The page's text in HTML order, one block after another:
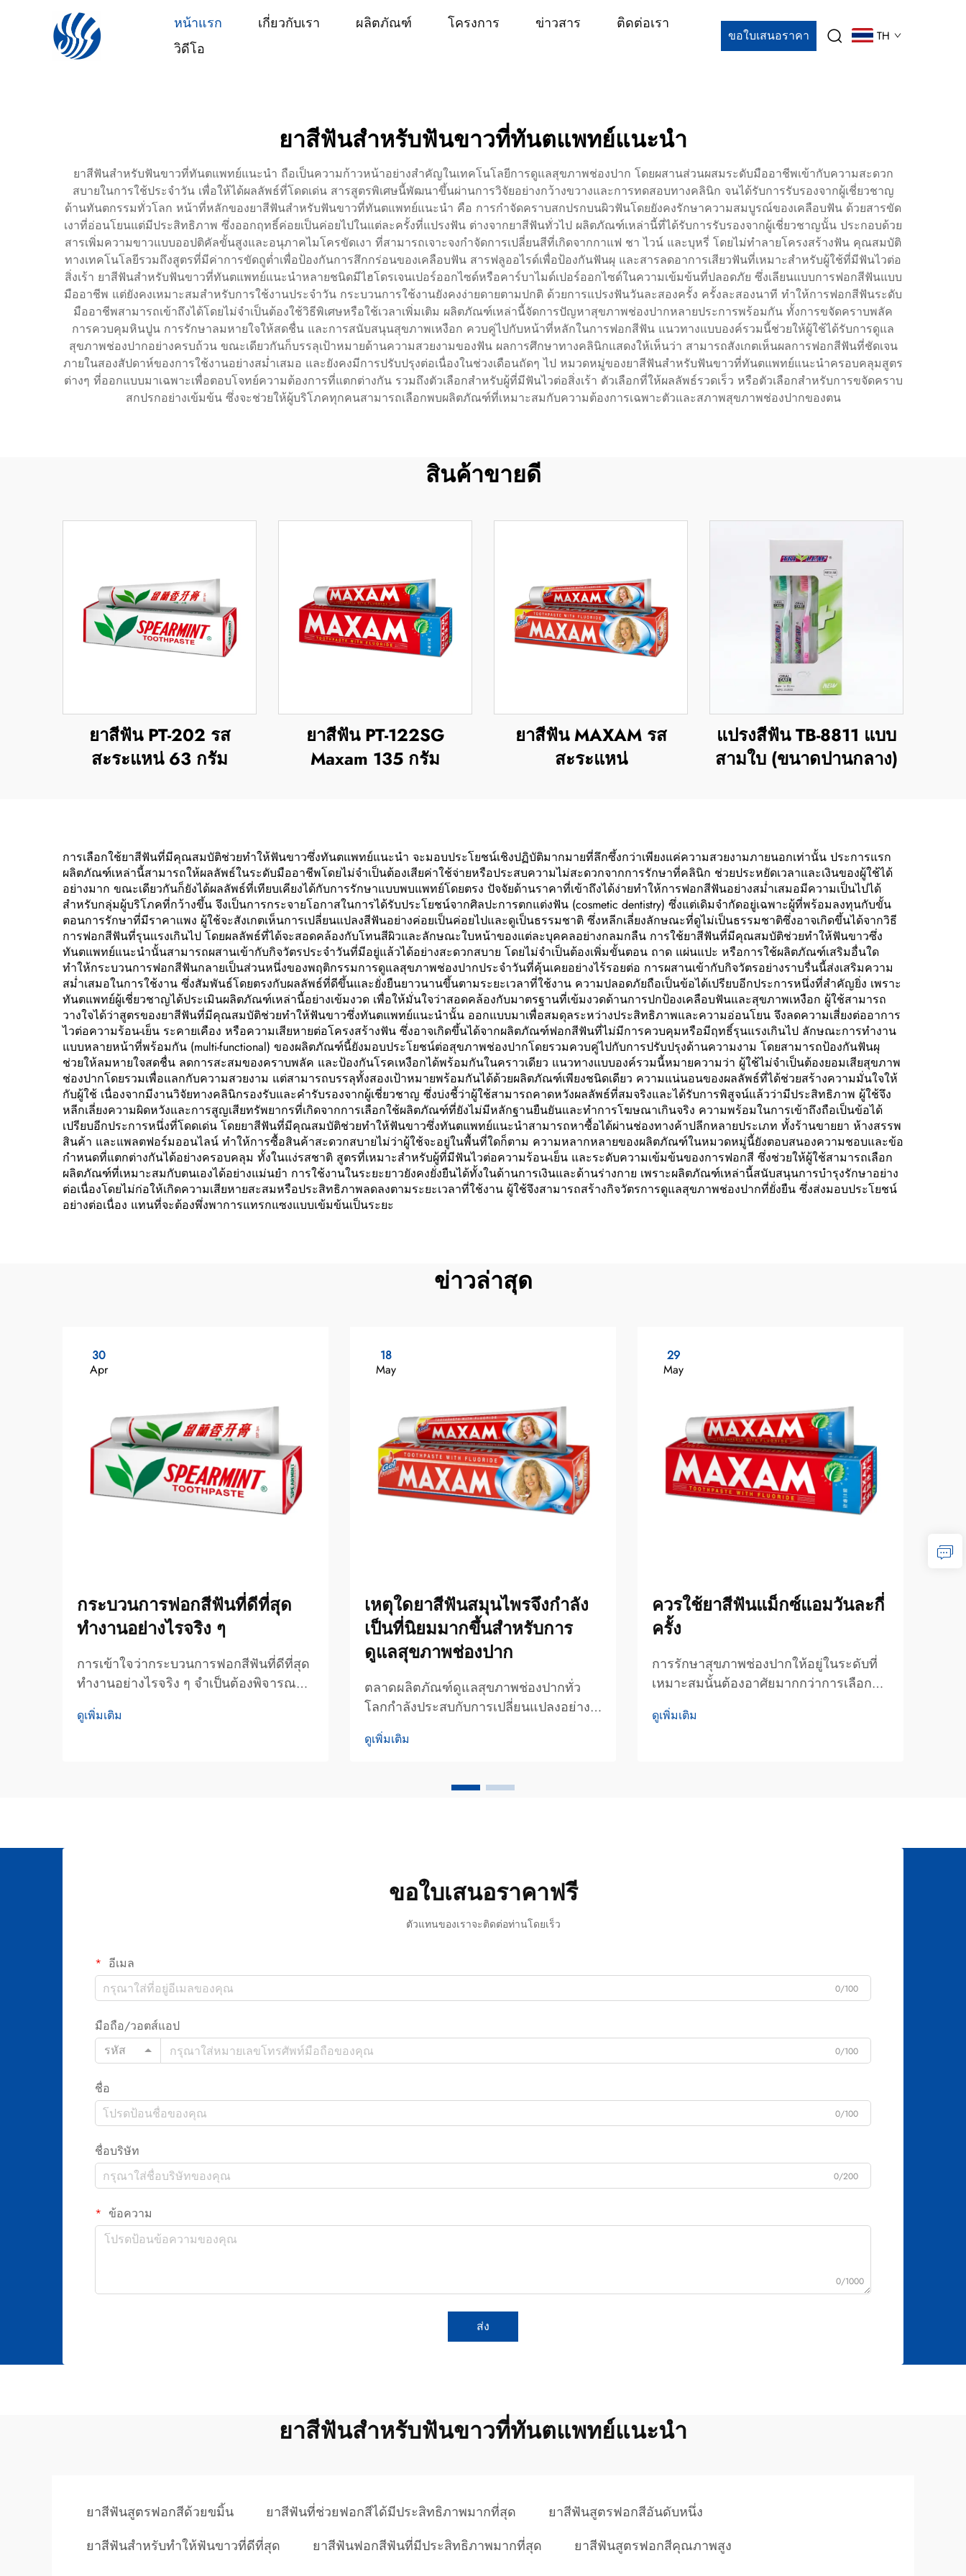
หน้าแรก เกี่ยวกับเรา ผลิตภัณฑ์ โครงการ ข่าวสาร
ติดต่อเรา
วิดีโอ
ขอใบเสนอราคา TH
ยาสีฟันสำหรับฟันขาวที่ทันตแพทย์แนะนำ
ยาสีฟันสำหรับฟันขาวที่ทันตแพทย์แนะนำ ถือเป็นความก้าวหน้าอย่างสำคัญในเทคโนโลยีการดูแลสุขภาพช่องปาก โดยผสานส่วนผสมระดับมืออาชีพเข้ากับความสะดวก
สบายในการใช้ประจำวัน เพื่อให้ได้ผลลัพธ์ที่โดดเด่น สารสูตรพิเศษนี้พัฒนาขึ้นผ่านการวิจัยอย่างกว้างขวางและการทดสอบทางคลินิก จนได้รับการรับรองจากผู้เชี่ยวชาญ
ด้านทันตกรรมทั่วโลก หน้าที่หลักของยาสีฟันสำหรับฟันขาวที่ทันตแพทย์แนะนำ คือ การกำจัดคราบสกปรกบนผิวฟันโดยยังคงรักษาความสมบูรณ์ของเคลือบฟัน ด้วยสารขัด
เงาที่อ่อนโยนแต่มีประสิทธิภาพ ซึ่งออกฤทธิ์ค่อยเป็นค่อยไปในแต่ละครั้งที่แปรงฟัน ต่างจากยาสีฟันทั่วไป ผลิตภัณฑ์เหล่านี้ที่ได้รับการรับรองจากผู้เชี่ยวชาญนั้น ประกอบด้วย
สารเพิ่มความขาวแบบออปติคัลขั้นสูงและอนุภาคไมโครขัดเงา ที่สามารถเจาะจงกำจัดการเปลี่ยนสีที่เกิดจากกาแฟ ชา ไวน์ และบุหรี่ โดยไม่ทำลายโครงสร้างฟัน คุณสมบัติ
ทางเทคโนโลยีรวมถึงสูตรที่มีค่าการขัดถูต่ำเพื่อป้องกันการสึกกร่อนของเคลือบฟัน สารฟลูออไรด์เพื่อป้องกันฟันผุ และสารลดอาการเสียวฟันที่เหมาะสำหรับผู้ใช้ที่มีฟันไวต่อ
สิ่งเร้า ยาสีฟันสำหรับฟันขาวที่ทันตแพทย์แนะนำหลายชนิดมีไฮโดรเจนเปอร์ออกไซด์หรือคาร์บาไมด์เปอร์ออกไซด์ในความเข้มข้นที่ปลอดภัย ซึ่งเลียนแบบการฟอกสีฟันแบบ
มืออาชีพ แต่ยังคงเหมาะสมสำหรับการใช้งานประจำวัน กระบวนการใช้งานยังคงง่ายดายตามปกติ ด้วยการแปรงฟันวันละสองครั้ง ครั้งละสองนาที ทำให้การฟอกสีฟันระดับ
มืออาชีพสามารถเข้าถึงได้โดยไม่จำเป็นต้องใช้วิธีพิเศษหรือใช้เวลาเพิ่มเติม ผลิตภัณฑ์เหล่านี้จัดการปัญหาสุขภาพช่องปากหลายประการพร้อมกัน ทั้งการขจัดคราบพลัค
การควบคุมหินปูน การรักษาลมหายใจให้สดชื่น และการสนับสนุนสุขภาพเหงือก ควบคู่ไปกับหน้าที่หลักในการฟอกสีฟัน แนวทางแบบองค์รวมนี้ช่วยให้ผู้ใช้ได้รับการดูแล
สุขภาพช่องปากอย่างครบถ้วน ขณะเดียวกันก็บรรลุเป้าหมายด้านความสวยงามของฟัน ผลการศึกษาทางคลินิกแสดงให้เห็นว่า สามารถสังเกตเห็นผลการฟอกสีฟันที่ชัดเจน
ภายในสองสัปดาห์ของการใช้งานอย่างสม่ำเสมอ และยังคงมีการปรับปรุงต่อเนื่องในช่วงเดือนถัดๆ ไป หมวดหมู่ของยาสีฟันสำหรับฟันขาวที่ทันตแพทย์แนะนำครอบคลุมสูตร
ต่างๆ ที่ออกแบบมาเฉพาะเพื่อตอบโจทย์ความต้องการที่แตกต่างกัน รวมถึงตัวเลือกสำหรับผู้ที่มีฟันไวต่อสิ่งเร้า ตัวเลือกที่ให้ผลลัพธ์รวดเร็ว หรือตัวเลือกสำหรับการขจัดคราบ
สกปรกอย่างเข้มข้น ซึ่งจะช่วยให้ผู้บริโภคทุกคนสามารถเลือกพบผลิตภัณฑ์ที่เหมาะสมกับความต้องการเฉพาะตัวและสภาพสุขภาพช่องปากของตน
สินค้าขายดี
ยาสีฟัน PT-202 รส
สะระแหน่ 63 กรัม
ยาสีฟัน PT-122SG
Maxam 135 กรัม
ยาสีฟัน MAXAM รส
สะระแหน่
แปรงสีฟัน TB-8811 แบบ
สามใบ (ขนาดปานกลาง)
การเลือกใช้ยาสีฟันที่มีคุณสมบัติช่วยทำให้ฟันขาวซึ่งทันตแพทย์แนะนำ จะมอบประโยชน์เชิงปฏิบัติมากมายที่ลึกซึ้งกว่าเพียงแค่ความสวยงามภายนอกเท่านั้น ประการแรก
ผลิตภัณฑ์เหล่านี้สามารถให้ผลลัพธ์ในระดับมืออาชีพโดยไม่จำเป็นต้องเสียค่าใช้จ่ายหรือประสบความไม่สะดวกจากการรักษาที่คลินิก ช่วยประหยัดเวลาและเงินของผู้ใช้ได้
อย่างมาก ขณะเดียวกันก็ยังได้ผลลัพธ์ที่เทียบเคียงได้กับการรักษาแบบพบแพทย์โดยตรง ปัจจัยด้านราคาที่เข้าถึงได้ง่ายทำให้การฟอกสีฟันอย่างสม่ำเสมอมีความเป็นไปได้
สำหรับกลุ่มผู้บริโภคที่กว้างขึ้น จึงเป็นการกระจายโอกาสในการได้รับประโยชน์จากศิลปะการตกแต่งฟัน (cosmetic dentistry) ซึ่งแต่เดิมจำกัดอยู่เฉพาะผู้ที่พร้อมลงทุนกับขั้น
ตอนการรักษาที่มีราคาแพง ผู้ใช้จะสังเกตเห็นการเปลี่ยนแปลงสีฟันอย่างค่อยเป็นค่อยไปและดูเป็นธรรมชาติ ซึ่งหลีกเลี่ยงลักษณะที่ดูไม่เป็นธรรมชาติซึ่งอาจเกิดขึ้นได้จากวิธี
การฟอกสีฟันที่รุนแรงเกินไป โดยผลลัพธ์ที่ได้จะสอดคล้องกับโทนสีผิวและลักษณะใบหน้าของแต่ละบุคคลอย่างกลมกลืน การใช้ยาสีฟันที่มีคุณสมบัติช่วยทำให้ฟันขาวซึ่ง
ทันตแพทย์แนะนำนั้นสามารถผสานเข้ากับกิจวัตรประจำวันที่มีอยู่แล้วได้อย่างสะดวกสบาย โดยไม่จำเป็นต้องเพิ่มขั้นตอน ถาด แผ่นแปะ หรือการใช้ผลิตภัณฑ์เสริมอื่นใด
ทำให้กระบวนการฟอกสีฟันกลายเป็นส่วนหนึ่งของพฤติกรรมการดูแลสุขภาพช่องปากประจำวันที่คุ้นเคยอย่างไร้รอยต่อ การผสานเข้ากับกิจวัตรอย่างราบรื่นนี้ส่งเสริมความ
สม่ำเสมอในการใช้งาน ซึ่งสัมพันธ์โดยตรงกับผลลัพธ์ที่ดีขึ้นและยั่งยืนยาวนานขึ้นตามระยะเวลาที่ใช้งาน ความปลอดภัยถือเป็นข้อได้เปรียบอีกประการหนึ่งที่สำคัญยิ่ง เพราะ
ทันตแพทย์ผู้เชี่ยวชาญได้ประเมินผลิตภัณฑ์เหล่านี้อย่างเข้มงวด เพื่อให้มั่นใจว่าสอดคล้องกับมาตรฐานที่เข้มงวดด้านการปกป้องเคลือบฟันและสุขภาพเหงือก ผู้ใช้สามารถ
วางใจได้ว่าสูตรของยาสีฟันที่มีคุณสมบัติช่วยทำให้ฟันขาวซึ่งทันตแพทย์แนะนำนั้น ออกแบบมาเพื่อสมดุลระหว่างประสิทธิภาพและความอ่อนโยน จึงลดความเสี่ยงต่ออาการ
ไวต่อความร้อน-เย็น ระคายเคือง หรือความเสียหายต่อโครงสร้างฟัน ซึ่งอาจเกิดขึ้นได้จากผลิตภัณฑ์ฟอกสีฟันที่ไม่มีการควบคุมหรือมีฤทธิ์รุนแรงเกินไป ลักษณะการทำงาน
แบบหลายหน้าที่พร้อมกัน (multi-functional) ของผลิตภัณฑ์นี้ยังมอบประโยชน์ต่อสุขภาพช่องปากโดยรวมควบคู่ไปกับการปรับปรุงด้านความงาม โดยสามารถป้องกันฟันผุ
ช่วยให้ลมหายใจสดชื่น ลดการสะสมของคราบพลัค และป้องกันโรคเหงือกได้พร้อมกันในคราวเดียว แนวทางแบบองค์รวมนี้หมายความว่า ผู้ใช้ไม่จำเป็นต้องยอมเสียสุขภาพ
ช่องปากโดยรวมเพื่อแลกกับความสวยงาม แต่สามารถบรรลุทั้งสองเป้าหมายพร้อมกันได้ด้วยผลิตภัณฑ์เพียงชนิดเดียว ความแน่นอนของผลลัพธ์ที่ได้ช่วยสร้างความมั่นใจให้
กับผู้ใช้ เนื่องจากมีงานวิจัยทางคลินิกรองรับและคำรับรองจากผู้เชี่ยวชาญ ซึ่งบ่งชี้ว่าผู้ใช้สามารถคาดหวังผลลัพธ์ที่สมจริงและได้รับการพิสูจน์แล้วว่ามีประสิทธิภาพ ผู้ใช้จึง
หลีกเลี่ยงความผิดหวังและการสูญเสียทรัพยากรที่เกิดจากการเลือกใช้ผลิตภัณฑ์ที่ยังไม่มีหลักฐานยืนยันและทำการโฆษณาเกินจริง ความพร้อมในการเข้าถึงถือเป็นข้อได้
เปรียบอีกประการหนึ่งที่โดดเด่น โดยยาสีฟันที่มีคุณสมบัติช่วยทำให้ฟันขาวซึ่งทันตแพทย์แนะนำสามารถหาซื้อได้ผ่านช่องทางค้าปลีกหลายประเภท ทั้งร้านขายยา ห้างสรรพ
สินค้า และแพลตฟอร์มออนไลน์ ทำให้การซื้อสินค้าสะดวกสบายไม่ว่าผู้ใช้จะอยู่ในพื้นที่ใดก็ตาม ความหลากหลายของผลิตภัณฑ์ในหมวดหมู่นี้ยังตอบสนองความชอบและข้อ
กำหนดที่แตกต่างกันได้อย่างครอบคลุม ทั้งในแง่รสชาติ สูตรที่เหมาะสำหรับผู้ที่มีฟันไวต่อความร้อน-เย็น และระดับความเข้มข้นของการฟอกสี ซึ่งช่วยให้ผู้ใช้สามารถเลือก
ผลิตภัณฑ์ที่เหมาะสมกับตนเองได้อย่างแม่นยำ การใช้งานในระยะยาวยังคงยั่งยืนได้ทั้งในด้านการเงินและด้านร่างกาย เพราะผลิตภัณฑ์เหล่านี้สนับสนุนการบำรุงรักษาอย่าง
ต่อเนื่องโดยไม่ก่อให้เกิดความเสียหายสะสมหรือประสิทธิภาพลดลงตามระยะเวลาที่ใช้งาน ผู้ใช้จึงสามารถสร้างกิจวัตรการดูแลสุขภาพช่องปากที่ยั่งยืน ซึ่งส่งมอบประโยชน์
อย่างต่อเนื่อง แทนที่จะต้องพึ่งพาการแทรกแซงแบบเข้มข้นเป็นระยะ
ข่าวล่าสุด
30
Apr
กระบวนการฟอกสีฟันที่ดีที่สุด
ทำงานอย่างไรจริง ๆ
การเข้าใจว่ากระบวนการฟอกสีฟันที่ดีที่สุด
ทำงานอย่างไรจริง ๆ จำเป็นต้องพิจารณา
ถึงกลไกทางชีวภาพ ปฏิกิริยาเคมี และองค์
ประกอบเชิงขั้นตอนที่เปลี่ยนเคลือบฟันที่มีสี
ดูเพิ่มเติม
18
May
เหตุใดยาสีฟันสมุนไพรจึงกำลัง
เป็นที่นิยมมากขึ้นสำหรับการ
ดูแลสุขภาพช่องปาก
ตลาดผลิตภัณฑ์ดูแลสุขภาพช่องปากทั่ว
โลกกำลังประสบกับการเปลี่ยนแปลงอย่าง
โดดเด่น เนื่องจากผู้บริโภคให้ความสำคัญ
กับทางเลือกที่เป็นธรรมชาติและสกัดจาก
ดั้งเดิม ซึ่งในบรรดาแนวโน้มใหม่เหล่านี้
ดูเพิ่มเติม
29
May
ควรใช้ยาสีฟันแม็กซ์แอมวันละกี่
ครั้ง
การรักษาสุขภาพช่องปากให้อยู่ในระดับที่
เหมาะสมนั้นต้องอาศัยมากกว่าการเลือก
ผลิตภัณฑ์ดูแลช่องปากที่เหมาะสม—แต่ยัง
จำเป็นต้องเข้าใจความถี่และวิธีการใช้ที่ถูก
ดูเพิ่มเติม
ขอใบเสนอราคาฟรี
ตัวแทนของเราจะติดต่อท่านโดยเร็ว
อีเมล
0/100
มือถือ/วอตส์แอป
รหัส
0/100
ชื่อ
0/100
ชื่อบริษัท
0/200
ข้อความ
0/1000
ส่ง
ยาสีฟันสำหรับฟันขาวที่ทันตแพทย์แนะนำ
ยาสีฟันสูตรฟอกสีด้วยขมิ้น ยาสีฟันที่ช่วยฟอกสีได้มีประสิทธิภาพมากที่สุด
ยาสีฟันสูตรฟอกสีอันดับหนึ่ง
ยาสีฟันสำหรับทำให้ฟันขาวที่ดีที่สุด
ยาสีฟันฟอกสีฟันที่มีประสิทธิภาพมากที่สุด ยาสีฟันสูตรฟอกสีคุณภาพสูง